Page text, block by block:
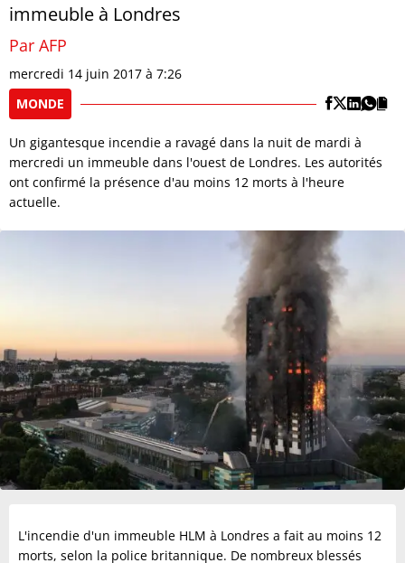
immeuble à Londres
Par AFP
mercredi 14 juin 2017 à 7:26
MONDE
Un gigantesque incendie a ravagé dans la nuit de mardi à
mercredi un immeuble dans l'ouest de Londres. Les autorités
ont confirmé la présence d'au moins 12 morts à l'heure
actuelle.
L'incendie d'un immeuble HLM à Londres a fait au moins 12
morts, selon la police britannique. De nombreux blessés